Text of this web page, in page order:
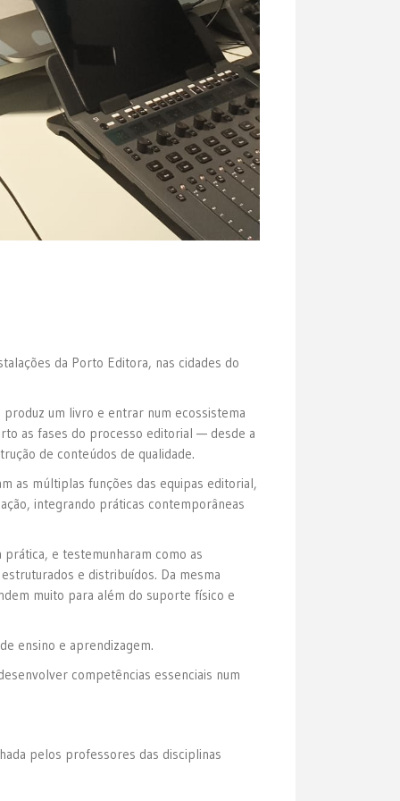
da Porto Editora, nas cidades do
um livro e entrar num ecossistema
as fases do processo editorial — desde a
de conteúdos de qualidade.
as múltiplas funções das equipas editorial,
integrando práticas contemporâneas
e testemunharam como as
e distribuídos. Da mesma
muito para além do suporte físico e
ensino e aprendizagem.
competências essenciais num
pelos professores das disciplinas